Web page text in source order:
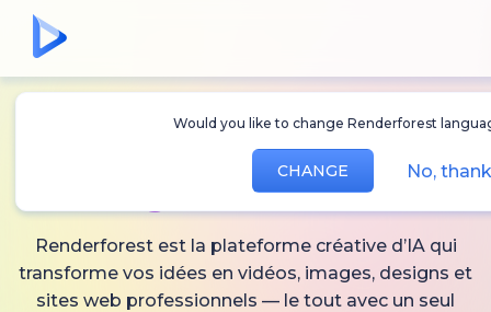
Would you like to change Renderforest
CHANGE No,
Créez desvidéos,
et audio IA
Renderforest est la plateforme créative d’IA qui
transforme vos idées en vidéos, images, designs et
sites web professionnels — le tout avec un seul